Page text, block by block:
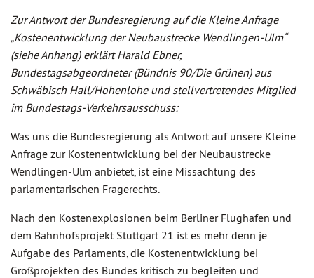
Zur Antwort der Bundesregierung auf die Kleine Anfrage
„Kostenentwicklung der Neubaustrecke Wendlingen-Ulm“
(siehe Anhang) erklärt Harald Ebner,
Bundestagsabgeordneter (Bündnis 90/Die Grünen) aus
Schwäbisch Hall/Hohenlohe und stellvertretendes Mitglied
im Bundestags-Verkehrsausschuss:
Was uns die Bundesregierung als Antwort auf unsere Kleine
Anfrage zur Kostenentwicklung bei der Neubaustrecke
Wendlingen-Ulm anbietet, ist eine Missachtung des
parlamentarischen Fragerechts.
Nach den Kostenexplosionen beim Berliner Flughafen und
dem Bahnhofsprojekt Stuttgart 21 ist es mehr denn je
Aufgabe des Parlaments, die Kostenentwicklung bei
Großprojekten des Bundes kritisch zu begleiten und